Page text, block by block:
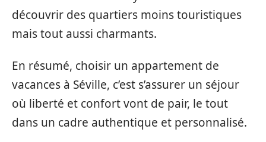
découvrir des quartiers moins touristiques
mais tout aussi charmants.
En résumé, choisir un appartement de
vacances à Séville, c’est s’assurer un séjour
où liberté et confort vont de pair, le tout
dans un cadre authentique et personnalisé.